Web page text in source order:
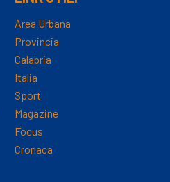
Area Urbana
Provincia
Calabria
Italia
Sport
Magazine
Focus
Cronaca